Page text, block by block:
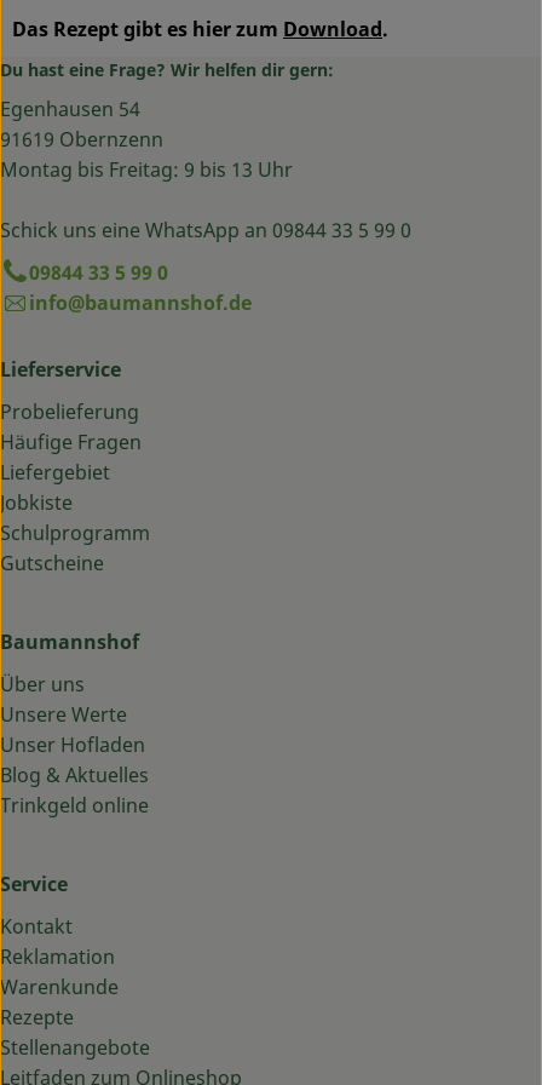
Das Rezept gibt es hier zum Download.
Du hast eine Frage? Wir helfen dir gern:
Egenhausen 54
91619 Obernzenn
Montag bis Freitag: 9 bis 13 Uhr
Schick uns eine WhatsApp an 09844 33 5 99 0
09844 33 5 99 0
info@baumannshof.de
Lieferservice
Probelieferung
Häufige Fragen
Liefergebiet
Jobkiste
Schulprogramm
Gutscheine
Baumannshof
Über uns
Unsere Werte
Unser Hofladen
Blog & Aktuelles
Trinkgeld online
Service
Kontakt
Reklamation
Warenkunde
Rezepte
Stellenangebote
Leitfaden zum Onlineshop